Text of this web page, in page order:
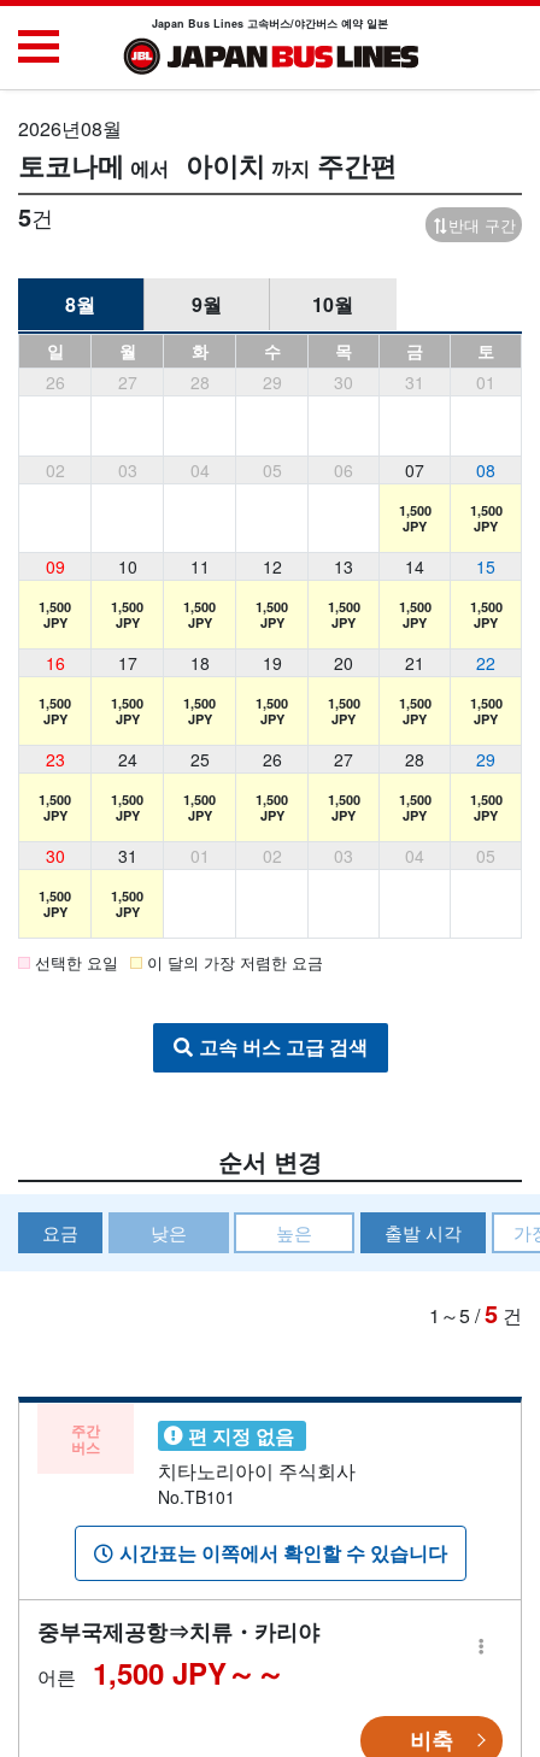
Japan Bus Lines 고속버스/야간버스 예약 일본
2026년08월
토코나메 아이치 주간편
5건 반대 구간
8월 9월 10월
일 월 화 수 목 금
토
26
27 28 29 30 31 01
02 03 04 05 06 07 08
1,500
JPY
1,500
JPY
09 10 11 12 13 14 15
1,500
JPY
1,500
JPY
1,500
JPY
1,500
JPY
1,500
JPY
1,500
JPY
1,500
JPY
16 17 18 19 20 21 22
1,500
JPY
1,500
JPY
1,500
JPY
1,500
JPY
1,500
JPY
1,500
JPY
1,500
JPY
23 24 25 26 27 28 29
1,500
JPY
1,500
JPY
1,500
JPY
1,500
JPY
1,500
JPY
1,500
JPY
1,500
JPY
30 31 01 02 03 04 05
1,500
JPY
1,500
JPY
선택한 요일 이 달의 가장 저렴한 요금
고속 버스 고급 검색
순서 변경
요금 낮은 높은 출발 시각 가
1～5/5 건
주간
버스
편 지정 없음
치타노리아이 주식회사
No.TB101
시간표는 이쪽에서 확인할 수 있습니다
중부국제공항⇒치류・카리야
어른 1,500 JPY～
비축